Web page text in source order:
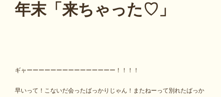
年末「来ちゃった♡」
ギャーーーーーーーーーーーーーーー！！！！
早いって！こないだ会ったばっかりじゃん！またねーって別れたばっか